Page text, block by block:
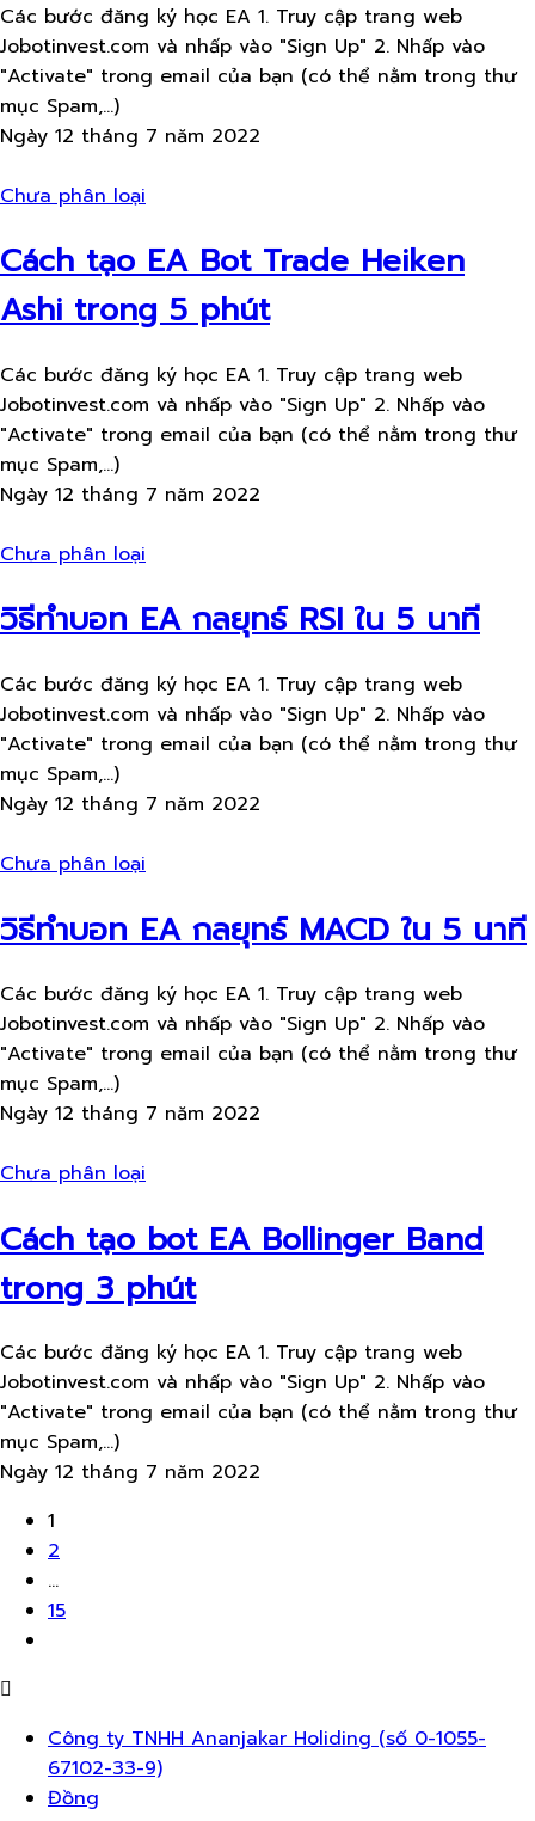
Các bước đăng ký học EA 1. Truy cập trang web
Jobotinvest.com và nhấp vào "Sign Up" 2. Nhấp vào
"Activate" trong email của bạn (có thể nằm trong thư
mục Spam,...)
Ngày 12 tháng 7 năm 2022
Chưa phân loại
Cách tạo EA Bot Trade Heiken
Ashi trong 5 phút
Các bước đăng ký học EA 1. Truy cập trang web
Jobotinvest.com và nhấp vào "Sign Up" 2. Nhấp vào
"Activate" trong email của bạn (có thể nằm trong thư
mục Spam,...)
Ngày 12 tháng 7 năm 2022
Chưa phân loại
วิธีทำบอท EA กลยุทธ์ RSI ใน 5 นาที
Các bước đăng ký học EA 1. Truy cập trang web
Jobotinvest.com và nhấp vào "Sign Up" 2. Nhấp vào
"Activate" trong email của bạn (có thể nằm trong thư
mục Spam,...)
Ngày 12 tháng 7 năm 2022
Chưa phân loại
วิธีทำบอท EA กลยุทธ์ MACD ใน 5 นาที
Các bước đăng ký học EA 1. Truy cập trang web
Jobotinvest.com và nhấp vào "Sign Up" 2. Nhấp vào
"Activate" trong email của bạn (có thể nằm trong thư
mục Spam,...)
Ngày 12 tháng 7 năm 2022
Chưa phân loại
Cách tạo bot EA Bollinger Band
trong 3 phút
Các bước đăng ký học EA 1. Truy cập trang web
Jobotinvest.com và nhấp vào "Sign Up" 2. Nhấp vào
"Activate" trong email của bạn (có thể nằm trong thư
mục Spam,...)
Ngày 12 tháng 7 năm 2022
1
2
…
15
Thực
Công ty TNHH Ananjakar Holiding (số 0-1055-
67102-33-9)
Đồng